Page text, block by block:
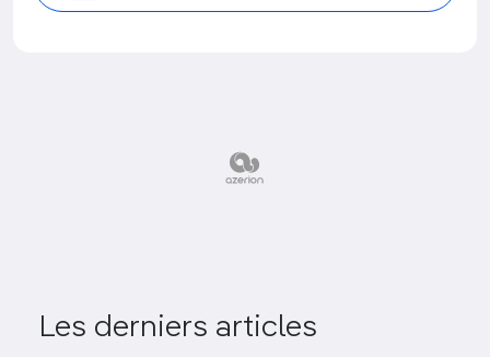
Les derniers articles